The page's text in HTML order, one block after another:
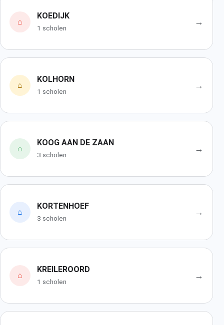
⌂
KOEDIJK
1 scholen
→
⌂
KOLHORN
1 scholen
→
⌂
KOOG AAN DE ZAAN
3 scholen
→
⌂
KORTENHOEF
3 scholen
→
⌂
KREILEROORD
1 scholen
→